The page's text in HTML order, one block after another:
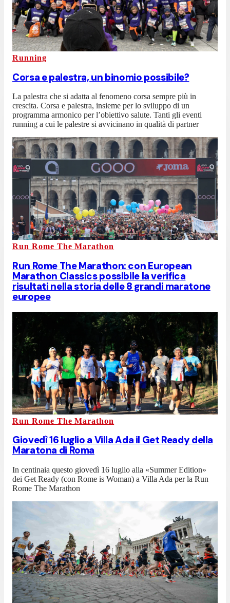
Running
Corsa e palestra, un binomio possibile?
La palestra che si adatta al fenomeno corsa sempre più in
crescita. Corsa e palestra, insieme per lo sviluppo di un
programma armonico per l’obiettivo salute. Tanti gli eventi
running a cui le palestre si avvicinano in qualità di partner
Run Rome The Marathon
Run Rome The Marathon: con European
Marathon Classics possibile la verifica
risultati nella storia delle 8 grandi maratone
europee
Run Rome The Marathon
Giovedì 16 luglio a Villa Ada il Get Ready della
Maratona di Roma
In centinaia questo giovedì 16 luglio alla «Summer Edition»
dei Get Ready (con Rome is Woman) a Villa Ada per la Run
Rome The Marathon